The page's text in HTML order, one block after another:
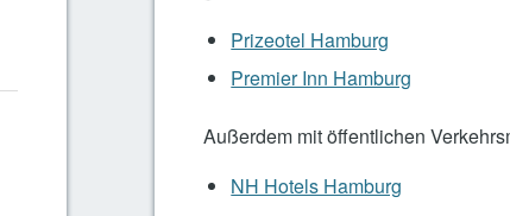
Prizeotel Hamburg
Premier Inn Hamburg
Außerdem mit öffentlichen
NH Hotels Hamburg